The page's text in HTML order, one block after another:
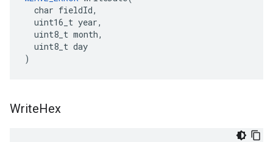
  char fieldId,
  uint16_t year,
  uint8_t month,
  uint8_t day
)
WriteHex